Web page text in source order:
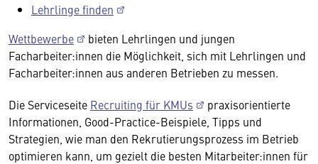
Lehrlinge finden
Wettbewerbe
bieten Lehrlingen und jungen
Facharbeiter:innen die Möglichkeit, sich mit Lehrlingen und
Facharbeiter:innen aus anderen Betrieben zu messen.
Die Serviceseite Recruiting für KMUs
praxisorientierte
Informationen, Good-Practice-Beispiele, Tipps und
Strategien, wie man den Rekrutierungsprozess im Betrieb
optimieren kann, um gezielt die besten Mitarbeiter:innen für